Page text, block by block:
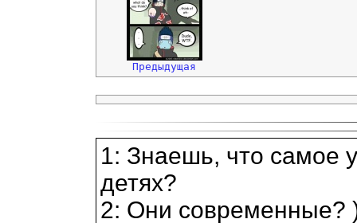
Предыдущая
1: Знаешь, что самое
детях?
2: Они современные?